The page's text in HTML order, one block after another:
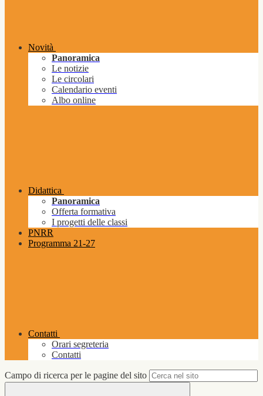
Novità
Panoramica
Le notizie
Le circolari
Calendario eventi
Albo online
Didattica
Panoramica
Offerta formativa
I progetti delle classi
PNRR
Programma 21-27
Contatti
Orari segreteria
Contatti
Campo di ricerca per le pagine del sito